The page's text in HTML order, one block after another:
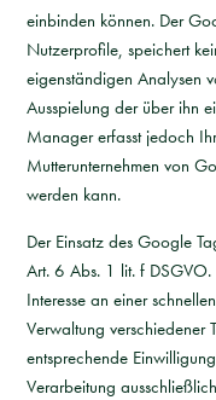
einbinden können. Der
Nutzerprofile, speichert
eigenständigen Analysen
Ausspielung der über ihn
Manager erfasst jedoch
Mutterunternehmen von
werden kann.
Der Einsatz des Google
Art. 6 Abs. 1 lit. f DSGVO.
Interesse an einer
Verwaltung verschiedener
entsprechende
Verarbeitung